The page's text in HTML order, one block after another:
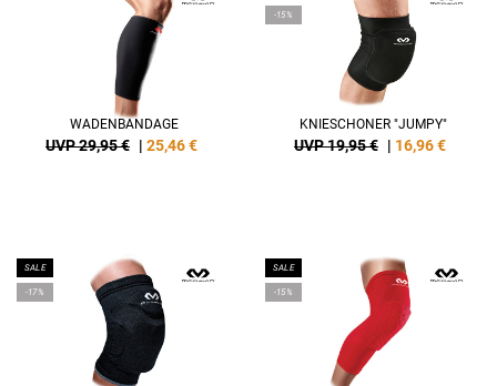
WADENBANDAGE
UVP 29,95 € | 25,46€
-15%
KNIESCHONER "JUMPY"
UVP 19,95 € | 16,96€
SALE
-17%
SALE
-15%